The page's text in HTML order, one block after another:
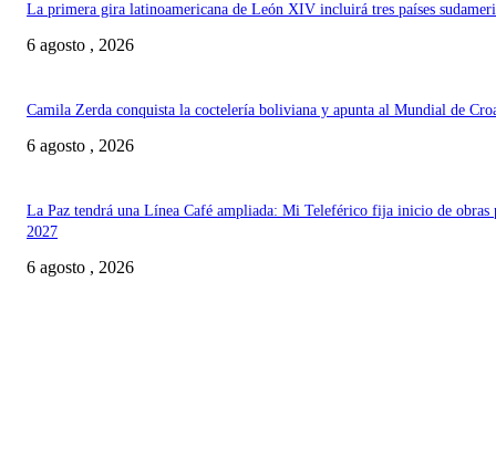
La primera gira latinoamericana de León XIV incluirá tres países
6 agosto , 2026
Camila Zerda conquista la coctelería boliviana y apunta al Mundial de
6 agosto , 2026
La Paz tendrá una Línea Café ampliada: Mi Teleférico fija inicio de obras
2027
6 agosto , 2026